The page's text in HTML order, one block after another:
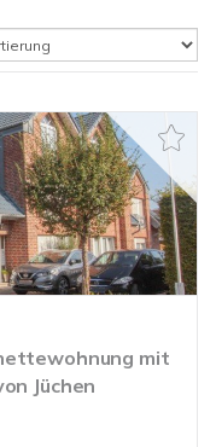
mit
Jüchen